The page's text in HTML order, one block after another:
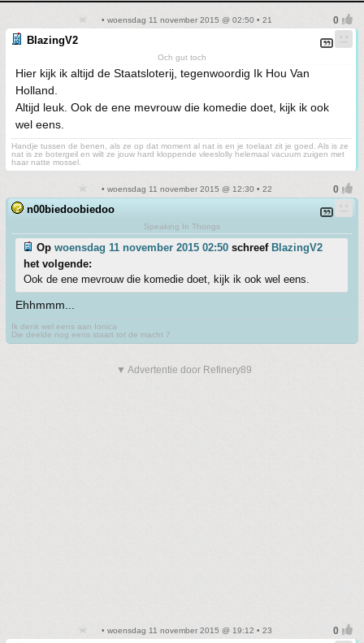
• woensdag 11 november 2015 @ 02:50 • 21
BlazingV2
Och gut toch
Hier kijk ik altijd de Staatsloterij, tegenwoordig Ik Hou Van
Holland.
Altijd leuk. Ook de ene mevrouw die komedie doet, kijk ik ook
wel eens.
Handje tussen de benen, als ze op dat moment al nat is en je toelaat zit je goed. Als is ze
nat is ze botergeil en wilt ze jouw hard kloppende vleeslolly helemaal vacuum zuigen met
haar natte mossel.
• woensdag 11 november 2015 @ 12:30 • 22
n00biedoobiedoo
Speaking In Thongs
Op woensdag 11 november 2015 02:50 schreef BlazingV2
het volgende:
Ook de ene mevrouw die komedie doet, kijk ik ook wel eens.
Ehhmmm...
Ik denk wel eens aan Ionica
Die deelde nog eens staart tot de macht 7
▼ Advertentie door Refinery89
• woensdag 11 november 2015 @ 19:12 • 23